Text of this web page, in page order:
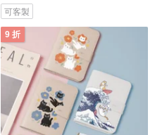
可客製
9 折